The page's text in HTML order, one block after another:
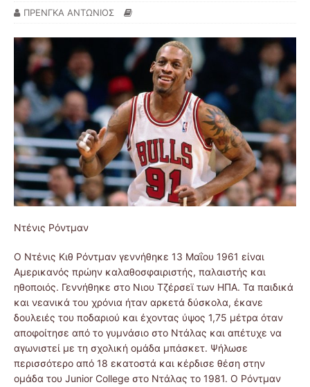
ΠΡΕΝΓΚΑ ΑΝΤΩΝΙΟΣ
Ντένις Ρόντμαν
Ο Ντένις Κιθ Ρόντμαν γεννήθηκε 13 Μαΐου 1961 είναι
Αμερικανός πρώην καλαθοσφαιριστής, παλαιστής και
ηθοποιός. Γεννήθηκε στο Νιου Τζέρσεϊ των ΗΠΑ. Τα παιδικά
και νεανικά του χρόνια ήταν αρκετά δύσκολα, έκανε
δουλειές του ποδαριού και έχοντας ύψος 1,75 μέτρα όταν
αποφοίτησε από το γυμνάσιο στο Ντάλας και απέτυχε να
αγωνιστεί με τη σχολική ομάδα μπάσκετ. Ψήλωσε
περισσότερο από 18 εκατοστά και κέρδισε θέση στην
ομάδα του Junior College στο Ντάλας το 1981. Ο Ρόντμαν